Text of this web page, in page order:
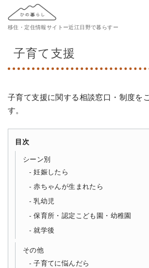
移住・定住情報サイトー近江日野で暮らすー
子育て支援
子育て支援に関する相談窓口・制度を
す。
目次
シーン別
妊娠したら
赤ちゃんが生まれたら
乳幼児
保育所・認定こども園・幼稚園
就学後
その他
子育てに悩んだら